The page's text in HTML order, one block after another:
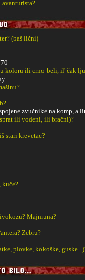
(baš lični)
koloru ili crno-beli, il' čak
zvučnike na komp, a
ili vodeni, ili bračni)?
stari krevetac?
kuče?
Majmuna?
Zebru?
plovke, kokoške,